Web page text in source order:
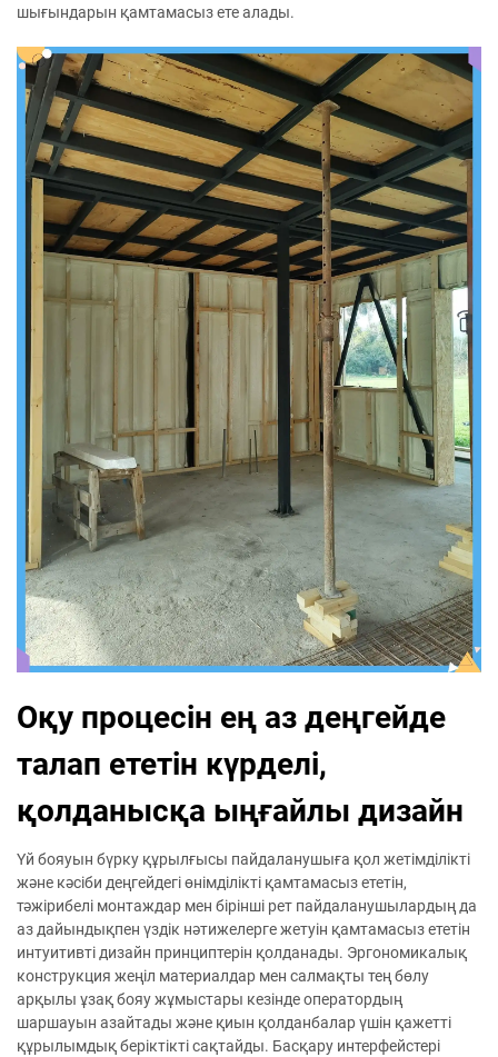
шығындарын қамтамасыз ете алады.
Оқу процесін ең аз деңгейде
талап ететін күрделі,
қолданысқа ыңғайлы дизайн
Үй бояуын бүрку құрылғысы пайдаланушыға қол жетімділікті
және кәсіби деңгейдегі өнімділікті қамтамасыз ететін,
тәжірибелі монтаждар мен бірінші рет пайдаланушылардың да
аз дайындықпен үздік нәтижелерге жетуін қамтамасыз ететін
интуитивті дизайн принциптерін қолданады. Эргономикалық
конструкция жеңіл материалдар мен салмақты тең бөлу
арқылы ұзақ бояу жұмыстары кезінде оператордың
шаршауын азайтады және қиын қолданбалар үшін қажетті
құрылымдық беріктікті сақтайды. Басқару интерфейстері